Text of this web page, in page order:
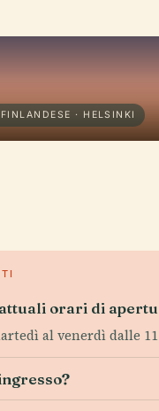
· HELSINKI
orari di
al venerdì dalle